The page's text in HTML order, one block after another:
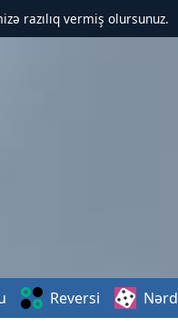
razılıq vermiş olursunuz.
Reversi Nərd